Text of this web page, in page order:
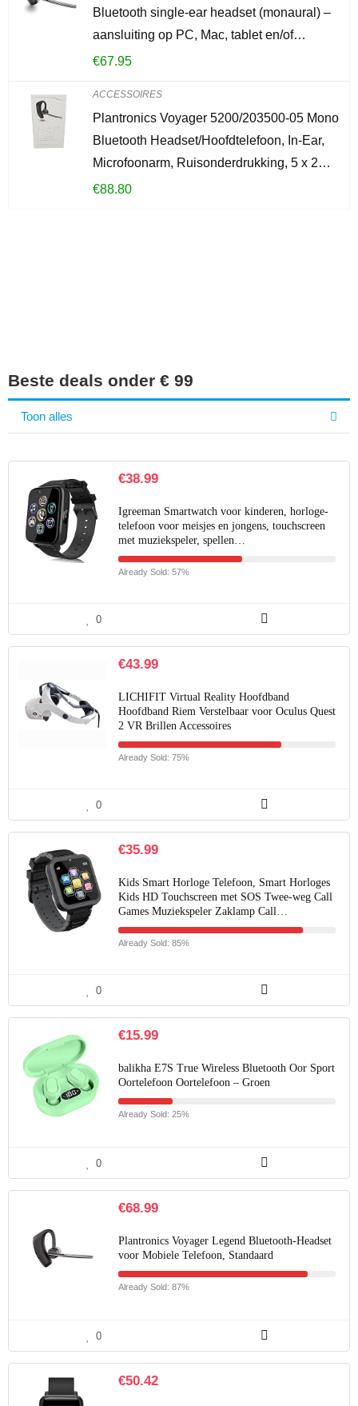
Bluetooth single-ear headset (monaural) –
aansluiting op PC, Mac, tablet en/of…
€67.95
ACCESSOIRES
Plantronics Voyager 5200/203500-05 Mono
Bluetooth Headset/Hoofdtelefoon, In-Ear,
Microfoonarm, Ruisonderdrukking, 5 x 2…
€88.80
Beste deals onder € 99
Toon alles
€38.99
Igreeman Smartwatch voor kinderen, horloge-
telefoon voor meisjes en jongens, touchscreen
met muziekspeler, spellen…
Already Sold: 57%
0
€43.99
LICHIFIT Virtual Reality Hoofdband
Hoofdband Riem Verstelbaar voor Oculus Quest
2 VR Brillen Accessoires
Already Sold: 75%
0
€35.99
Kids Smart Horloge Telefoon, Smart Horloges
Kids HD Touchscreen met SOS Twee-weg Call
Games Muziekspeler Zaklamp Call…
Already Sold: 85%
0
€15.99
balikha E7S True Wireless Bluetooth Oor Sport
Oortelefoon Oortelefoon – Groen
Already Sold: 25%
0
€68.99
Plantronics Voyager Legend Bluetooth-Headset
voor Mobiele Telefoon, Standaard
Already Sold: 87%
0
€50.42